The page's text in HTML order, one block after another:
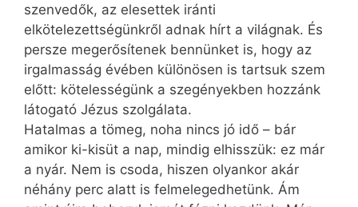
szenvedők, az elesettek iránti
elkötelezettségünkről adnak hírt a világnak. És
persze megerősítenek bennünket is, hogy az
irgalmasság évében különösen is tartsuk szem
előtt: kötelességünk a szegényekben hozzánk
látogató Jézus szolgálata.
Hatalmas a tömeg, noha nincs jó idő – bár
amikor ki-kisüt a nap, mindig elhisszük: ez már
a nyár. Nem is csoda, hiszen olyankor akár
néhány perc alatt is felmelegedhetünk. Ám